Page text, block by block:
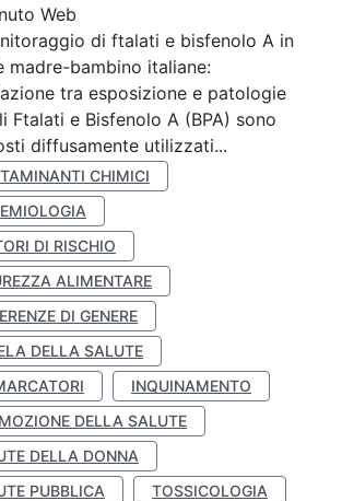
Web
di ftalati e bisfenolo A in
madre-bambino italiane:
tra esposizione e patologie
Ftalati e Bisfenolo A (BPA) sono
diffusamente utilizzati...
CHIMICI
DI RISCHIO
ALIMENTARE
DI GENERE
DELLA SALUTE
INQUINAMENTO
DELLA SALUTE
DELLA DONNA
PUBBLICA
TOSSICOLOGIA